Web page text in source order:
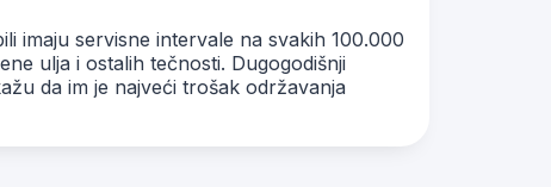
imaju servisne intervale na svakih 100.000
ulja i ostalih tečnosti. Dugogodišnji
da im je najveći trošak održavanja